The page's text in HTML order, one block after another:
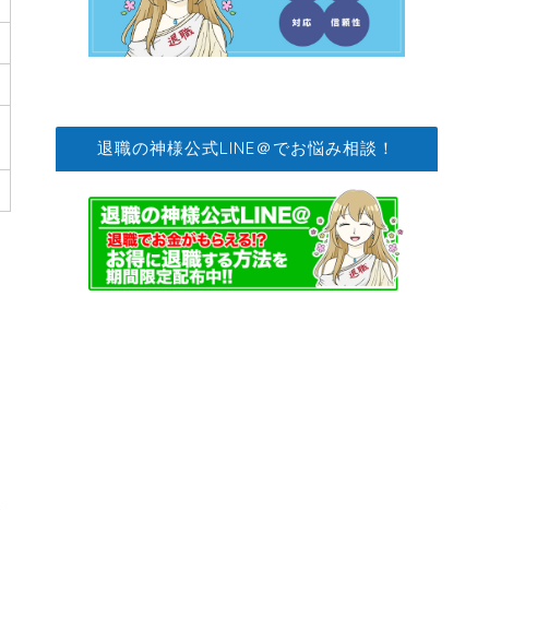
退職の神様公式LINE＠でお悩み相談！